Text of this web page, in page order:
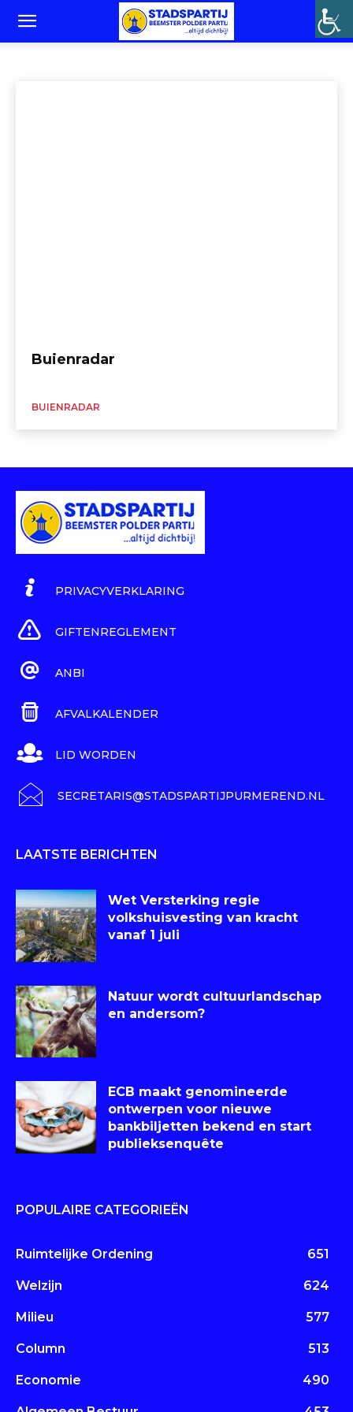
BUIENRADAR
Buienradar
BUIENRADAR
PRIVACYVERKLARING
GIFTENREGLEMENT
ANBI
AFVALKALENDER
LID WORDEN
SECRETARIS@STADSPARTIJPURMEREND.NL
LAATSTE BERICHTEN
Wet Versterking regie
volkshuisvesting van kracht
vanaf 1 juli
Natuur wordt cultuurlandschap
en andersom?
ECB maakt genomineerde
ontwerpen voor nieuwe
bankbiljetten bekend en start
publieksenquête
POPULAIRE CATEGORIEËN
Ruimtelijke Ordening 651
Welzijn 624
Milieu 577
Column 513
Economie 490